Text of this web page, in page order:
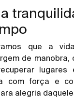
que a
de manobra,
lugares
com força e
alegria